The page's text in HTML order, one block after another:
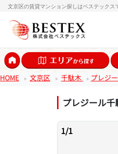
文京区の賃貸マンション探しはベステックス
HOME 文京区 千駄木 プレジ
プレジール
1/1